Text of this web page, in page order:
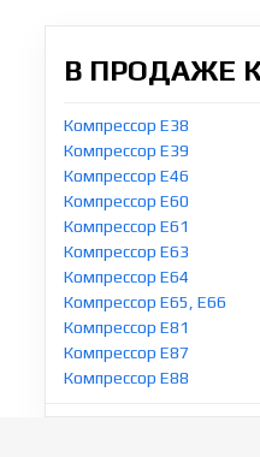
В ПРОДАЖЕ
Компрессор E38
Компрессор E39
Компрессор E46
Компрессор E60
Компрессор E61
Компрессор E63
Компрессор E64
Компрессор E65, E66
Компрессор E81
Компрессор E87
Компрессор E88